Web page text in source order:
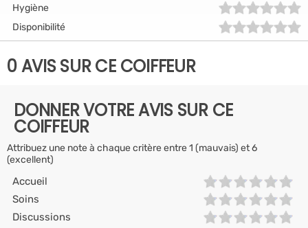
Hygiène
Disponibilité
0 AVIS SUR CE COIFFEUR
DONNER VOTRE AVIS SUR CE
COIFFEUR
Attribuez une note à chaque critère entre 1 (mauvais) et 6
(excellent)
Accueil
Soins
Discussions